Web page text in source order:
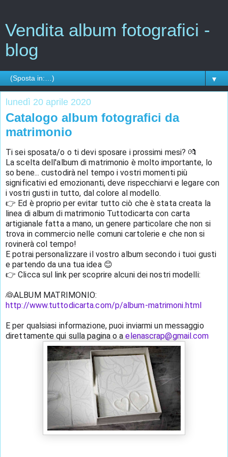
Vendita album fotografici -
blog
▼
lunedì 20 aprile 2020
Catalogo album fotografici da
matrimonio
Ti sei sposata/o o ti devi sposare i prossimi mesi? 💏
La scelta dell'album di matrimonio è molto importante, lo
so bene... custodirà nel tempo i vostri momenti più
significativi ed emozionanti, deve rispecchiarvi e legare con
i vostri gusti in tutto, dal colore al modello.
👉 Ed è proprio per evitar tutto ciò che è stata creata la
linea di album di matrimonio Tuttodicarta con carta
artigianale fatta a mano, un genere particolare che non si
trova in commercio nelle comuni cartolerie e che non si
rovinerà col tempo!
E potrai personalizzare il vostro album secondo i tuoi gusti
e partendo da una tua idea 😊
👉 Clicca sul link per scoprire alcuni dei nostri modelli:
http://www.tuttodicarta.com/p/album-matrimoni.html
E per qualsiasi informazione, puoi inviarmi un messaggio
direttamente qui sulla pagina o a elenascrap@gmail.com